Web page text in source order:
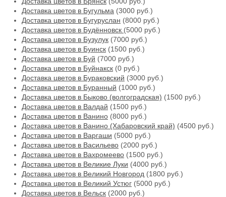
Доставка цветов в Бугульма (3000 руб.)
Доставка цветов в Бугуруслан (8000 руб.)
Доставка цветов в Будённовск (5000 руб.)
Доставка цветов в Бузулук (7000 руб.)
Доставка цветов в Буинск (1500 руб.)
Доставка цветов в Буй (7000 руб.)
Доставка цветов в Буйнакск (0 руб.)
Доставка цветов в Бураковский (3000 руб.)
Доставка цветов в Буранный (1000 руб.)
Доставка цветов в Быково (волгоградская) (1500 руб.)
Доставка цветов в Валдай (1500 руб.)
Доставка цветов в Ванино (8000 руб.)
Доставка цветов в Ванино (Хабаровский край) (4500 руб.)
Доставка цветов в Варгаши (5000 руб.)
Доставка цветов в Васильево (2000 руб.)
Доставка цветов в Вахромеево (1500 руб.)
Доставка цветов в Великие Луки (4000 руб.)
Доставка цветов в Великий Новгород (1800 руб.)
Доставка цветов в Великий Устюг (5000 руб.)
Доставка цветов в Вельск (2000 руб.)